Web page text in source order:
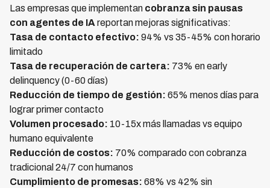
Las empresas que implementan cobranza sin pausas
con agentes de IAreportan mejoras significativas:
Tasa de contacto efectivo: 94% vs 35-45% con horario
limitado
Tasa de recuperación de cartera: 73% en early
delinquency (0-60 días)
Reducción de tiempo de gestión: 65% menos días para
lograr primer contacto
Volumen procesado: 10-15x más llamadas vs equipo
humano equivalente
Reducción de costos: 70% comparado con cobranza
tradicional 24/7 con humanos
Cumplimiento de promesas: 68% vs 42% sin